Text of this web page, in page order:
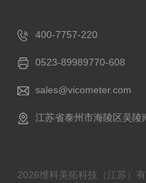
400-7757-220
0523-89989770-608
sales@vicometer.com
江苏省泰州市海陵区吴陵
2026维科美拓科技（江苏）